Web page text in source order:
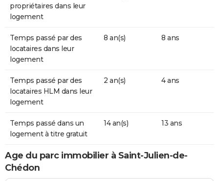
propriétaires dans leur
logement
Temps passé par des
locataires dans leur
logement
8 an(s) 8 ans
Temps passé par des
locataires HLM dans leur
logement
2 an(s) 4 ans
Temps passé dans un
logement à titre gratuit
14 an(s) 13 ans
Age du parc immobilier à Saint-Julien-de-
Chédon